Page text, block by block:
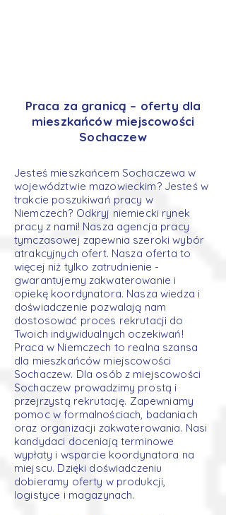
Praca za granicą – oferty dla
mieszkańców miejscowości
Sochaczew
Jesteś mieszkańcem Sochaczewa w
województwie mazowieckim? Jesteś w
trakcie poszukiwań pracy w
Niemczech? Odkryj niemiecki rynek
pracy z nami! Nasza agencja pracy
tymczasowej zapewnia szeroki wybór
atrakcyjnych ofert. Nasza oferta to
więcej niż tylko zatrudnienie -
gwarantujemy zakwaterowanie i
opiekę koordynatora. Nasza wiedza i
doświadczenie pozwalają nam
dostosować proces rekrutacji do
Twoich indywidualnych oczekiwań!
Praca w Niemczech to realna szansa
dla mieszkańców miejscowości
Sochaczew. Dla osób z miejscowości
Sochaczew prowadzimy prostą i
przejrzystą rekrutację. Zapewniamy
pomoc w formalnościach, badaniach
oraz organizacji zakwaterowania. Nasi
kandydaci doceniają terminowe
wypłaty i wsparcie koordynatora na
miejscu. Dzięki doświadczeniu
dobieramy oferty w produkcji,
logistyce i magazynach.